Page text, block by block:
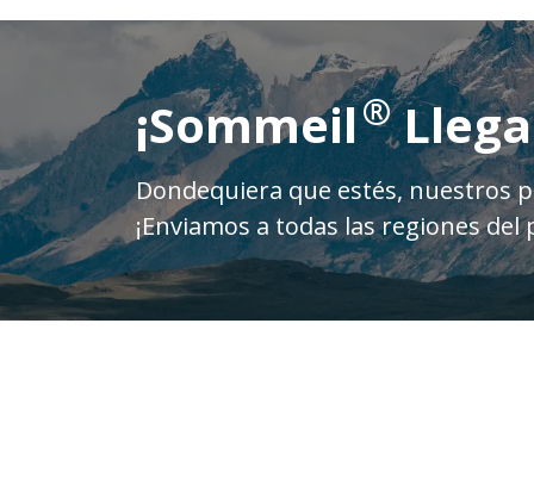
¡Sommeil®
Dondequiera que estés, nuestros
¡Enviamos a todas las regiones del